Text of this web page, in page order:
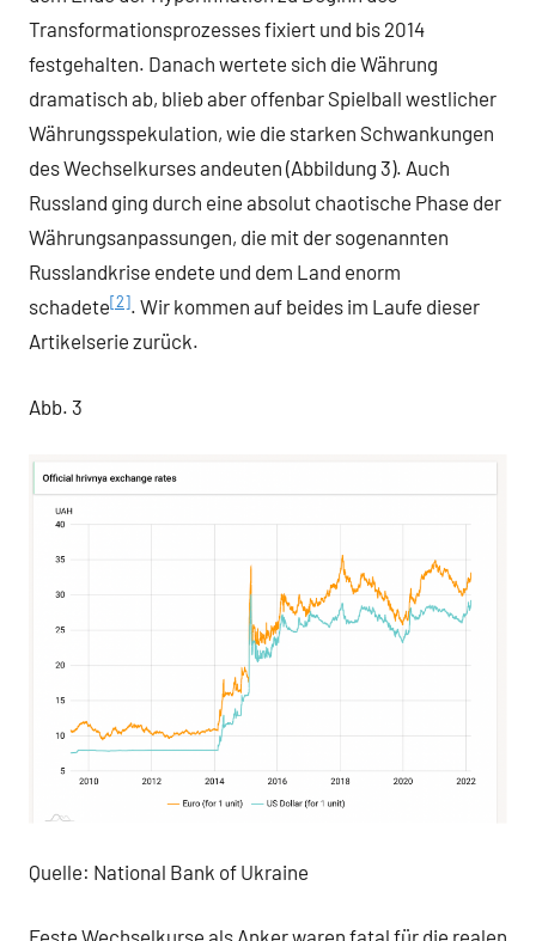
Transformationsprozesses fixiert und bis 2014
festgehalten. Danach wertete sich die Währung
dramatisch ab, blieb aber offenbar Spielball westlicher
Währungsspekulation, wie die starken Schwankungen
des Wechselkurses andeuten (Abbildung 3). Auch
Russland ging durch eine absolut chaotische Phase der
Währungsanpassungen, die mit der sogenannten
Russlandkrise endete und dem Land enorm
schadete[2]. Wir kommen auf beides im Laufe dieser
Artikelserie zurück.
Abb. 3
Quelle: National Bank of Ukraine